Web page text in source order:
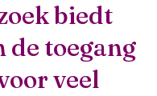
biedt
de toegang
veel